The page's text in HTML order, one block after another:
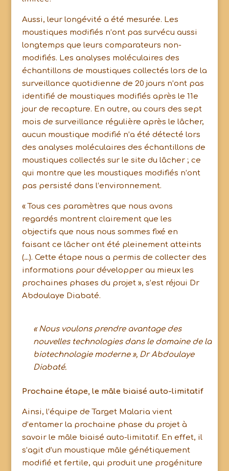
Aussi, leur longévité a été mesurée. Les
moustiques modifiés n’ont pas survécu aussi
longtemps que leurs comparateurs non-
modifiés. Les analyses moléculaires des
échantillons de moustiques collectés lors de la
surveillance quotidienne de 20 jours n’ont pas
identifié de moustiques modifiés après le 11e
jour de recapture. En outre, au cours des sept
mois de surveillance régulière après le lâcher,
aucun moustique modifié n’a été détecté lors
des analyses moléculaires des échantillons de
moustiques collectés sur le site du lâcher ; ce
qui montre que les moustiques modifiés n’ont
pas persisté dans l’environnement.
« Tous ces paramètres que nous avons
regardés montrent clairement que les
objectifs que nous nous sommes fixé en
faisant ce lâcher ont été pleinement atteints
(…). Cette étape nous a permis de collecter des
informations pour développer au mieux les
prochaines phases du projet », s’est réjoui Dr
Abdoulaye Diabaté.
« Nous voulons prendre avantage des
nouvelles technologies dans le domaine de la
biotechnologie moderne », Dr Abdoulaye
Diabaté.
Prochaine étape, le mâle biaisé auto-limitatif
Ainsi, l’équipe de Target Malaria vient
d’entamer la prochaine phase du projet à
savoir le mâle biaisé auto-limitatif. En effet, il
s’agit d’un moustique mâle génétiquement
modifié et fertile, qui produit une progéniture